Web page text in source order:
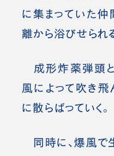
に集まっていた
離から浴びせられ
成形炸薬弾頭と
風によって吹き
に散らばっていく。
同時に、爆風で